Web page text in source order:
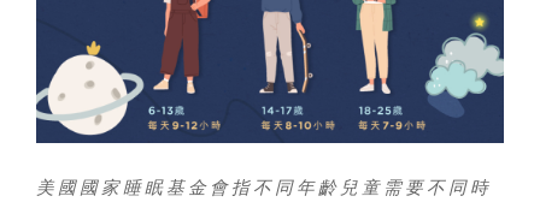
美國國家睡眠基金會指不同年齡兒童需要不同時